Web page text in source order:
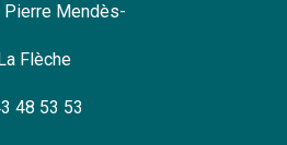
Pierre Mendès-
Flèche
48 53 53